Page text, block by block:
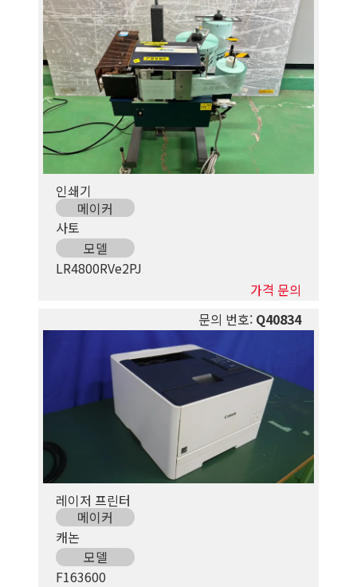
인쇄기
메이커
사토
모델
LR4800RVe2PJ
가격 문의
문의 번호:Q40834
레이저 프린터
메이커
캐논
모델
F163600